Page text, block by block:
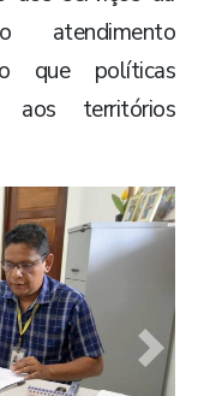
atendimento
que políticas
aos territórios
Next